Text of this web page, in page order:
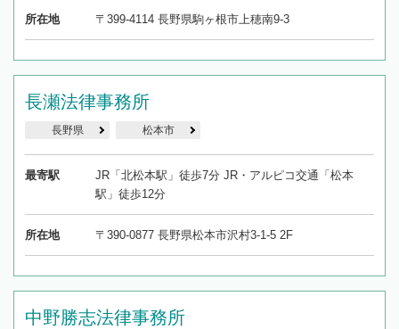
所在地 〒399-4114 長野県駒ヶ根市上穂南9-3
長瀬法律事務所
長野県 松本市
最寄駅
JR「北松本駅」徒歩7分 JR・アルピコ交通「松本
駅」徒歩12分
所在地 〒390-0877 長野県松本市沢村3-1-5 2F
中野勝志法律事務所